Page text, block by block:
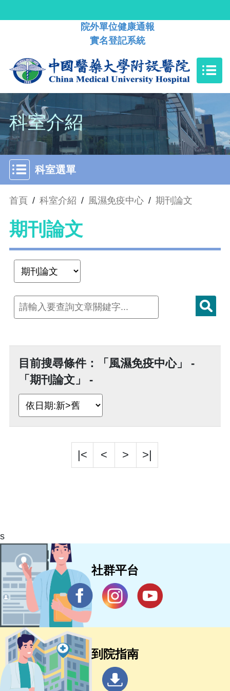
院外單位健康通報
實名登記系統
科室介紹
科室選單
首頁 / 科室介紹 / 風濕免疫中心 / 期刊論文
期刊論文
目前搜尋條件：「風濕免疫中心」 -
「期刊論文」 -
|< < > >|
s
社群平台
到院指南